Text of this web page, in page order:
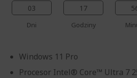
03
Dni
17
Godziny
Windows 11 Pro
Procesor Intel® Core™ Ultra 7